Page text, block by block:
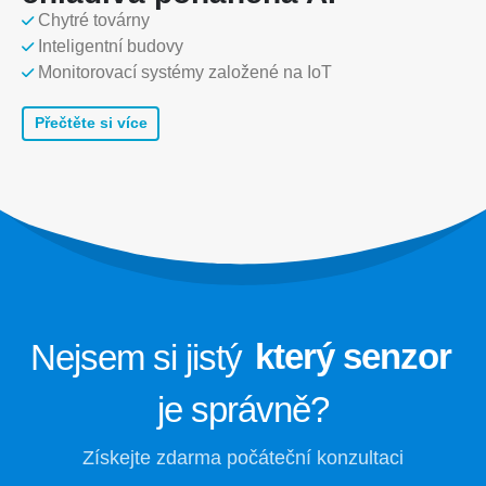
Chytré továrny
Inteligentní budovy
Monitorovací systémy založené na IoT
Přečtěte si více
Nejsem si jistý který senzor
je správně?
Získejte zdarma počáteční konzultaci
Sledování chladiva studeného
řetězce
Monitorování chladicího systému
datového centra
Monitorování bezpečnosti chladiva
plynu
Zobrazit více